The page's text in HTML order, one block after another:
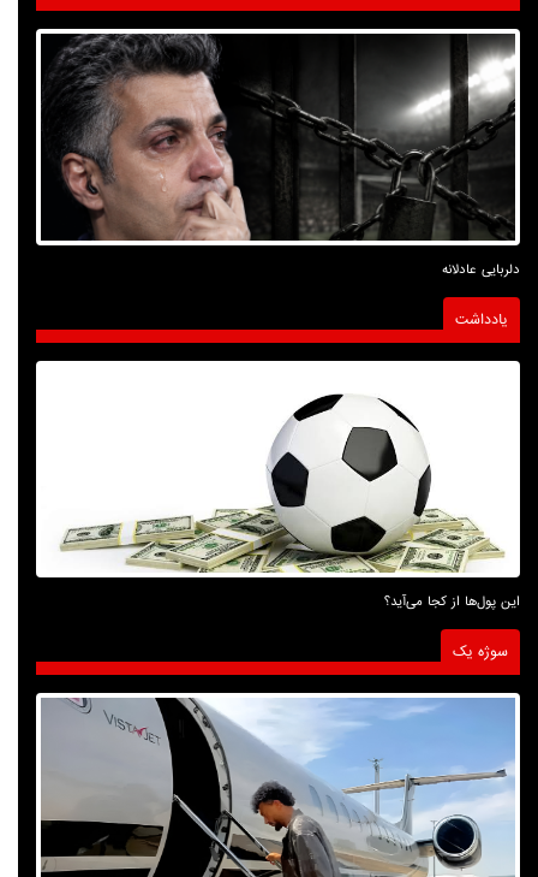
دلربایی عادلانه
یادداشت
این پول‌ها از کجا می‌آید؟
سوژه یک